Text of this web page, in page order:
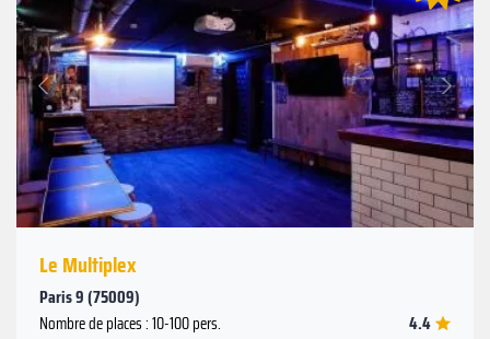
Précédent
Suivant
Le Multiplex
Paris 9 (75009)
Nombre de places : 10-100 pers. 4.4